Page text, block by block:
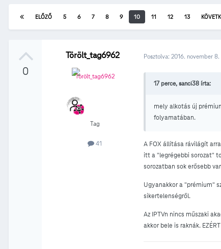
ELŐZŐ 5 6 7 8 9 10 11 12 13
0
Törölt_tag6962
Tag
41
Posztolva: 2016. november 8.
17 perce, sanci38 írta:
mely alkotás új
folyamatában.
A FOX állítása rávilágít
itt a "legrégebbi sorozat"
sorozatban sok erősebb
Ugyanakkor a "prémium"
sikertelenségről.
Az IPTVn nincs műszaki
akkor bele is raknák.